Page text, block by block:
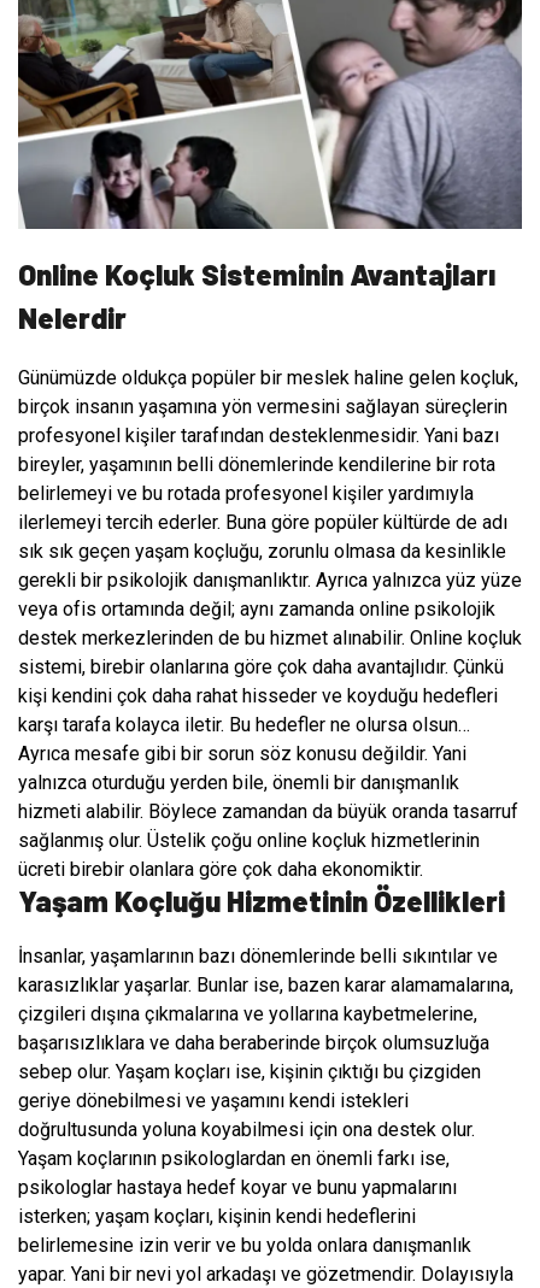
Online Koçluk Sisteminin Avantajları
Nelerdir
Günümüzde oldukça popüler bir meslek haline gelen koçluk,
birçok insanın yaşamına yön vermesini sağlayan süreçlerin
profesyonel kişiler tarafından desteklenmesidir. Yani bazı
bireyler, yaşamının belli dönemlerinde kendilerine bir rota
belirlemeyi ve bu rotada profesyonel kişiler yardımıyla
ilerlemeyi tercih ederler. Buna göre popüler kültürde de adı
sık sık geçen yaşam koçluğu, zorunlu olmasa da kesinlikle
gerekli bir psikolojik danışmanlıktır. Ayrıca yalnızca yüz yüze
veya ofis ortamında değil; aynı zamanda online psikolojik
destek merkezlerinden de bu hizmet alınabilir. Online koçluk
sistemi, birebir olanlarına göre çok daha avantajlıdır. Çünkü
kişi kendini çok daha rahat hisseder ve koyduğu hedefleri
karşı tarafa kolayca iletir. Bu hedefler ne olursa olsun…
Ayrıca mesafe gibi bir sorun söz konusu değildir. Yani
yalnızca oturduğu yerden bile, önemli bir danışmanlık
hizmeti alabilir. Böylece zamandan da büyük oranda tasarruf
sağlanmış olur. Üstelik çoğu online koçluk hizmetlerinin
ücreti birebir olanlara göre çok daha ekonomiktir.
Yaşam Koçluğu Hizmetinin Özellikleri
İnsanlar, yaşamlarının bazı dönemlerinde belli sıkıntılar ve
karasızlıklar yaşarlar. Bunlar ise, bazen karar alamamalarına,
çizgileri dışına çıkmalarına ve yollarına kaybetmelerine,
başarısızlıklara ve daha beraberinde birçok olumsuzluğa
sebep olur. Yaşam koçları ise, kişinin çıktığı bu çizgiden
geriye dönebilmesi ve yaşamını kendi istekleri
doğrultusunda yoluna koyabilmesi için ona destek olur.
Yaşam koçlarının psikologlardan en önemli farkı ise,
psikologlar hastaya hedef koyar ve bunu yapmalarını
isterken; yaşam koçları, kişinin kendi hedeflerini
belirlemesine izin verir ve bu yolda onlara danışmanlık
yapar. Yani bir nevi yol arkadaşı ve gözetmendir. Dolayısıyla